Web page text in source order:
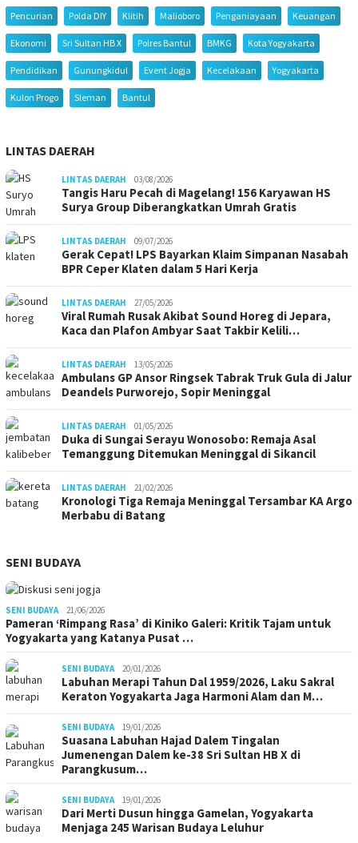
Pencurian Polda DIY Klitih Malioboro Penganiayaan Keuangan
Ekonomi Sri Sultan HB X Polres Bantul BMKG Kota Yogyakarta
Pendidikan Gunungkidul Event Jogja Kecelakaan Yogyakarta
Kulon Progo Sleman Bantul
LINTAS DAERAH
LINTAS DAERAH 03/08/2026
Tangis Haru Pecah di Magelang! 156 Karyawan HS
Surya Group Diberangkatkan Umrah Gratis
LINTAS DAERAH 09/07/2026
Gerak Cepat! LPS Bayarkan Klaim Simpanan Nasabah
BPR Ceper Klaten dalam 5 Hari Kerja
LINTAS DAERAH 27/05/2026
Viral Rumah Rusak Akibat Sound Horeg di Jepara,
Kaca dan Plafon Ambyar Saat Takbir Kelili…
LINTAS DAERAH 13/05/2026
Ambulans GP Ansor Ringsek Tabrak Truk Gula di Jalur
Deandels Purworejo, Sopir Meninggal
LINTAS DAERAH 01/05/2026
Duka di Sungai Serayu Wonosobo: Remaja Asal
Temanggung Ditemukan Meninggal di Sikancil
LINTAS DAERAH 21/02/2026
Kronologi Tiga Remaja Meninggal Tersambar KA Argo
Merbabu di Batang
SENI BUDAYA
SENI BUDAYA 21/06/2026
Pameran ‘Rimpang Rasa’ di Kiniko Galeri: Kritik Tajam untuk
Yogyakarta yang Katanya Pusat …
SENI BUDAYA 20/01/2026
Labuhan Merapi Tahun Dal 1959/2026, Laku Sakral
Keraton Yogyakarta Jaga Harmoni Alam dan M…
SENI BUDAYA 19/01/2026
Suasana Labuhan Hajad Dalem Tingalan
Jumenengan Dalem ke-38 Sri Sultan HB X di
Parangkusum…
SENI BUDAYA 19/01/2026
Dari Merti Dusun hingga Gamelan, Yogyakarta
Menjaga 245 Warisan Budaya Leluhur